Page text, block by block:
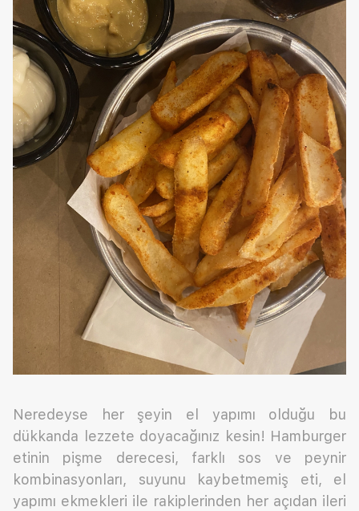
Neredeyse her şeyin el yapımı olduğu bu
dükkanda lezzete doyacağınız kesin! Hamburger
etinin pişme derecesi, farklı sos ve peynir
kombinasyonları, suyunu kaybetmemiş eti, el
yapımı ekmekleri ile rakiplerinden her açıdan ileri